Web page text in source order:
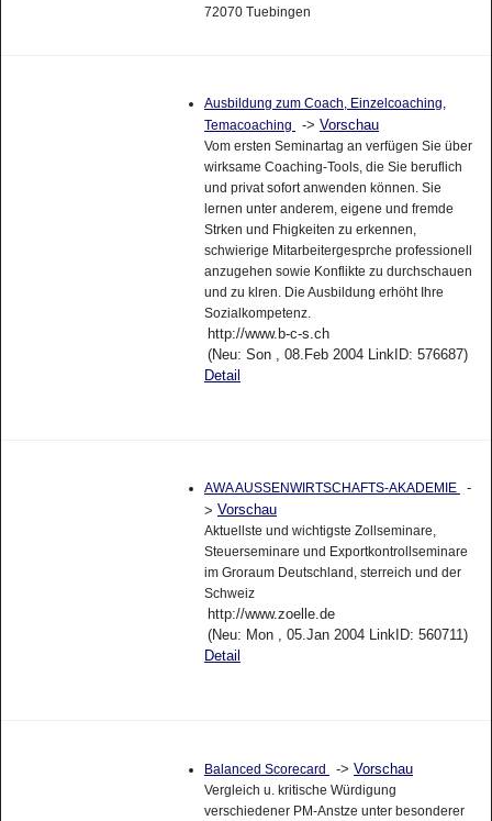
72070 Tuebingen
Ausbildung zum Coach, Einzelcoaching,
Temacoaching
-> Vorschau
Vom ersten Seminartag an verfügen Sie über
wirksame Coaching-Tools, die Sie beruflich
und privat sofort anwenden können. Sie
lernen unter anderem, eigene und fremde
Strken und Fhigkeiten zu erkennen,
schwierige Mitarbeitergesprche professionell
anzugehen sowie Konflikte zu durchschauen
und zu klren. Die Ausbildung erhöht Ihre
Sozialkompetenz.
http://www.b-c-s.ch
(Neu: Son , 08.Feb 2004 LinkID: 576687)
Detail
AWA AUSSENWIRTSCHAFTS-AKADEMIE -
> Vorschau
Aktuellste und wichtigste Zollseminare,
Steuerseminare und Exportkontrollseminare
im Groraum Deutschland, sterreich und der
Schweiz
http://www.zoelle.de
(Neu: Mon , 05.Jan 2004 LinkID: 560711)
Detail
Balanced Scorecard -> Vorschau
Vergleich u. kritische Würdigung
verschiedener PM-Anstze unter besonderer